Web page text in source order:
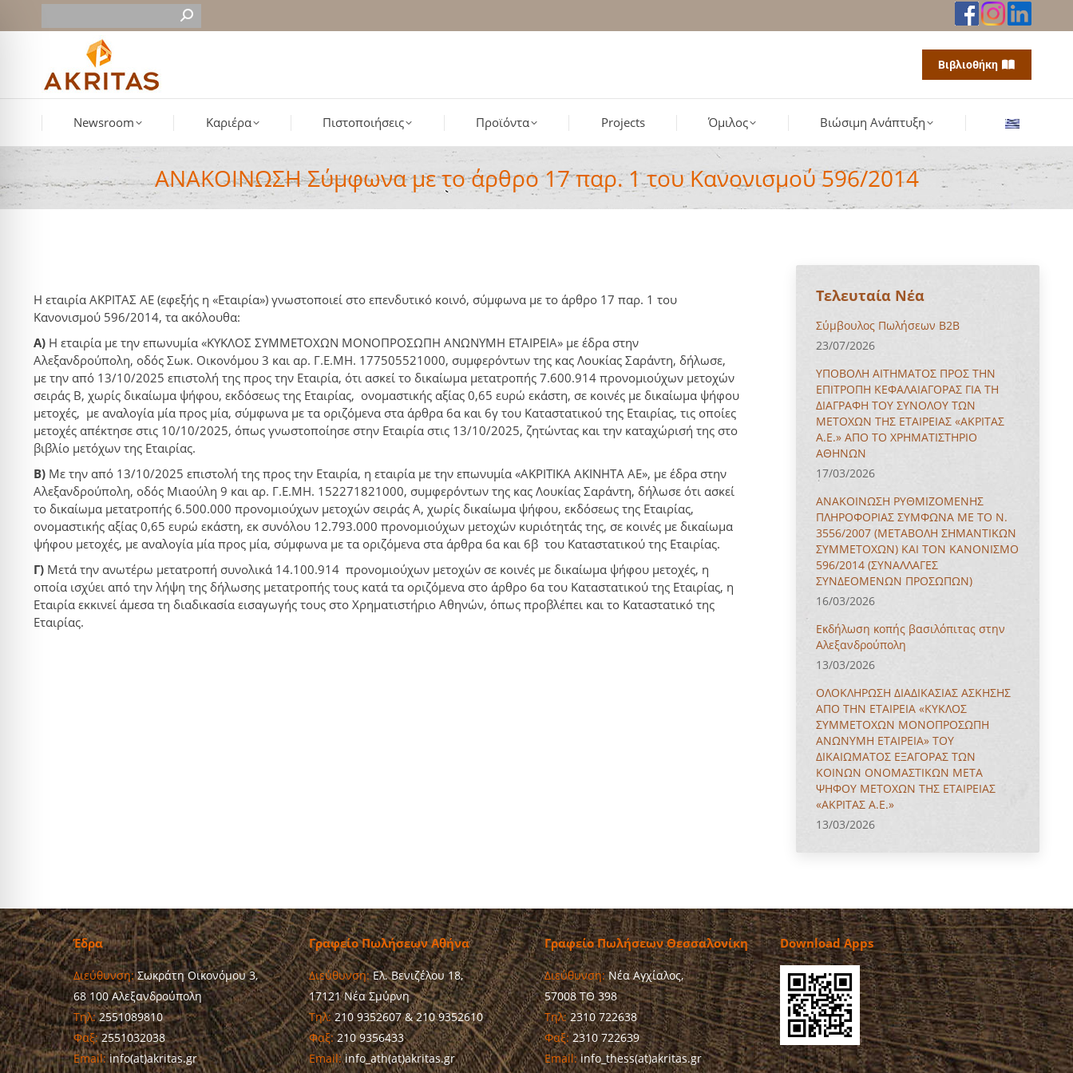
Βιβλιοθήκη
Newsroom Καριέρα Πιστοποιήσεις Προϊόντα Projects Όμιλος Βιώσιμη Ανάπτυξη
ΑΝΑΚΟΙΝΩΣΗ Σύμφωνα με το άρθρο 17 παρ. 1 του Κανονισμού 596/2014
Η εταιρία ΑΚΡΙΤΑΣ ΑΕ (εφεξής η «Εταιρία») γνωστοποιεί στο επενδυτικό κοινό, σύμφωνα με το άρθρο 17 παρ. 1 του
Κανονισμού 596/2014, τα ακόλουθα:
Α) Η εταιρία με την επωνυμία «ΚΥΚΛΟΣ ΣΥΜΜΕΤΟΧΩΝ ΜΟΝΟΠΡΟΣΩΠΗ ΑΝΩΝΥΜΗ ΕΤΑΙΡΕΙΑ» με έδρα στην
Αλεξανδρούπολη, οδός Σωκ. Οικονόμου 3 και αρ. Γ.Ε.ΜΗ. 177505521000, συμφερόντων της κας Λουκίας Σαράντη, δήλωσε,
με την από 13/10/2025 επιστολή της προς την Εταιρία, ότι ασκεί το δικαίωμα μετατροπής 7.600.914 προνομιούχων μετοχών
σειράς Β, χωρίς δικαίωμα ψήφου, εκδόσεως της Εταιρίας, ονομαστικής αξίας 0,65 ευρώ εκάστη, σε κοινές με δικαίωμα ψήφου
μετοχές, με αναλογία μία προς μία, σύμφωνα με τα οριζόμενα στα άρθρα 6α και 6γ του Καταστατικού της Εταιρίας, τις οποίες
μετοχές απέκτησε στις 10/10/2025, όπως γνωστοποίησε στην Εταιρία στις 13/10/2025, ζητώντας και την καταχώρισή της στο
βιβλίο μετόχων της Εταιρίας.
Β) Με την από 13/10/2025 επιστολή της προς την Εταιρία, η εταιρία με την επωνυμία «ΑΚΡΙΤΙΚΑ ΑΚΙΝΗΤΑ ΑΕ», με έδρα στην
Αλεξανδρούπολη, οδός Μιαούλη 9 και αρ. Γ.Ε.ΜΗ. 152271821000, συμφερόντων της κας Λουκίας Σαράντη, δήλωσε ότι ασκεί
το δικαίωμα μετατροπής 6.500.000 προνομιούχων μετοχών σειράς Α, χωρίς δικαίωμα ψήφου, εκδόσεως της Εταιρίας,
ονομαστικής αξίας 0,65 ευρώ εκάστη, εκ συνόλου 12.793.000 προνομιούχων μετοχών κυριότητάς της, σε κοινές με δικαίωμα
ψήφου μετοχές, με αναλογία μία προς μία, σύμφωνα με τα οριζόμενα στα άρθρα 6α και 6β του Καταστατικού της Εταιρίας.
Γ) Μετά την ανωτέρω μετατροπή συνολικά 14.100.914 προνομιούχων μετοχών σε κοινές με δικαίωμα ψήφου μετοχές, η
οποία ισχύει από την λήψη της δήλωσης μετατροπής τους κατά τα οριζόμενα στο άρθρο 6α του Καταστατικού της Εταιρίας, η
Εταιρία εκκινεί άμεσα τη διαδικασία εισαγωγής τους στο Χρηματιστήριο Αθηνών, όπως προβλέπει και το Καταστατικό της
Εταιρίας.
Τελευταία Νέα
Σύμβουλος Πωλήσεων B2B
23/07/2026
ΥΠΟΒΟΛΗ ΑΙΤΗΜΑΤΟΣ ΠΡΟΣ ΤΗΝ
ΕΠΙΤΡΟΠΗ ΚΕΦΑΛΑΙΑΓΟΡΑΣ ΓΙΑ ΤΗ
ΔΙΑΓΡΑΦΗ ΤΟΥ ΣΥΝΟΛΟΥ ΤΩΝ
ΜΕΤΟΧΩΝ ΤΗΣ ΕΤΑΙΡΕΙΑΣ «ΑΚΡΙΤΑΣ
Α.Ε.» ΑΠΟ ΤΟ ΧΡΗΜΑΤΙΣΤΗΡΙΟ
ΑΘΗΝΩΝ
17/03/2026
ΑΝΑΚΟΙΝΩΣΗ ΡΥΘΜΙΖΟΜΕΝΗΣ
ΠΛΗΡΟΦΟΡΙΑΣ ΣΥΜΦΩΝΑ ΜΕ ΤΟ Ν.
3556/2007 (ΜΕΤΑΒΟΛΗ ΣΗΜΑΝΤΙΚΩΝ
ΣΥΜΜΕΤΟΧΩΝ) ΚΑΙ ΤΟΝ ΚΑΝΟΝΙΣΜΟ
596/2014 (ΣΥΝΑΛΛΑΓΕΣ
ΣΥΝΔΕΟΜΕΝΩΝ ΠΡΟΣΩΠΩΝ)
16/03/2026
Εκδήλωση κοπής βασιλόπιτας στην
Αλεξανδρούπολη
13/03/2026
ΟΛΟΚΛΗΡΩΣΗ ΔΙΑΔΙΚΑΣΙΑΣ ΑΣΚΗΣΗΣ
ΑΠΟ ΤΗΝ ΕΤΑΙΡΕΙΑ «ΚΥΚΛΟΣ
ΣΥΜΜΕΤΟΧΩΝ ΜΟΝΟΠΡΟΣΩΠΗ
ΑΝΩΝΥΜΗ ΕΤΑΙΡΕΙΑ» ΤΟΥ
ΔΙΚΑΙΩΜΑΤΟΣ ΕΞΑΓΟΡΑΣ ΤΩΝ
ΚΟΙΝΩΝ ΟΝΟΜΑΣΤΙΚΩΝ ΜΕΤΑ
ΨΗΦΟΥ ΜΕΤΟΧΩΝ ΤΗΣ ΕΤΑΙΡΕΙΑΣ
«ΑΚΡΙΤΑΣ Α.Ε.»
13/03/2026
Έδρα
Διεύθυνση:Σωκράτη Οικονόμου 3,
68 100 Αλεξανδρούπολη
Τηλ:2551089810
Φαξ:2551032038
Email:info(at)akritas.gr
Γραφείο Πωλήσεων Αθήνα
Διεύθυνση:Ελ. Βενιζέλου 18,
17121 Νέα Σμύρνη
Τηλ:210 9352607 & 210 9352610
Φαξ:210 9356433
Email:info_ath(at)akritas.gr
Γραφείο Πωλήσεων Θεσσαλονίκη
Διεύθυνση:Νέα Αγχίαλος,
57008 ΤΘ 398
Τηλ:2310 722638
Φαξ:2310 722639
Email:info_thess(at)akritas.gr
Download Apps